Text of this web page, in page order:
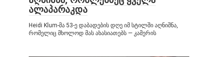
ალაპარაკდა
Heidi Klum-მა 53-ე დაბადების დღე იმ სტილში აღნიშნა,
რომელიც მხოლოდ მას ახასიათებს — კამერის